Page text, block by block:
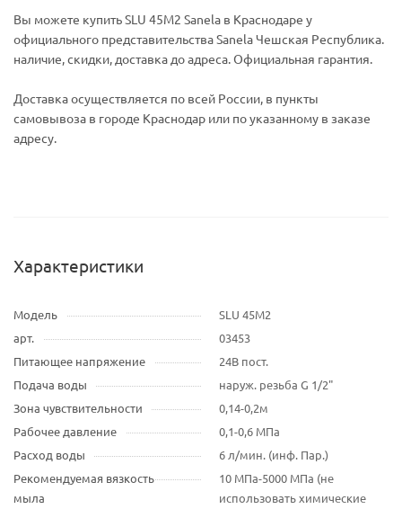
Вы можете купить SLU 45M2 Sanela в Краснодаре у
официального представительства Sanela Чешская Республика.
наличие, скидки, доставка до адреса. Официальная гарантия.
Доставка осуществляется по всей России, в пункты
самовывоза в городе Краснодар или по указанному в заказе
адресу.
Характеристики
Модель
SLU 45M2
арт.
03453
Питающее напряжение
24В пост.
Подача воды
наруж. резьба G 1/2"
Зона чувствительности
0,14-0,2м
Рабочее давление
0,1-0,6 МПа
Расход воды
6 л/мин. (инф. Пар.)
Рекомендуемая вязкость
мыла
10 MПа-5000 MПа (не
использовать химические